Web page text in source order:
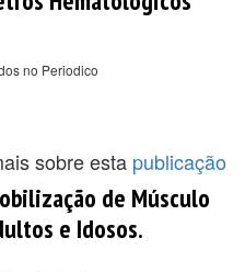
no Periodico
sobre esta publicação
de Músculo
e Idosos.